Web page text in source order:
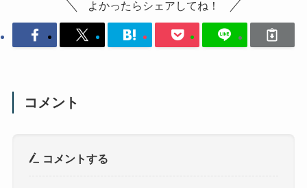
よかったらシェアしてね！
コメント
コメントする